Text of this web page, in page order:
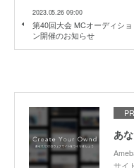
2023.05.26 09:00
第40回大会 MCオーディショ
ン開催のお知らせ
PR
あ
サイ